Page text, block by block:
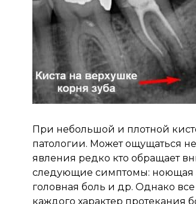
При небольшой и плотной
патологии. Может ощущаться
явления редко кто обращает
следующие симптомы: ноющая
головная боль и др. Однако
каждого характер протекания